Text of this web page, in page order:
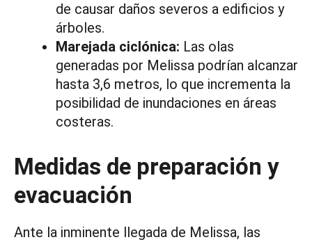
de causar daños severos a edificios y
árboles.
Marejada ciclónica: Las olas
generadas por Melissa podrían alcanzar
hasta 3,6 metros, lo que incrementa la
posibilidad de inundaciones en áreas
costeras.
Medidas de preparación y
evacuación
Ante la inminente llegada de Melissa, las